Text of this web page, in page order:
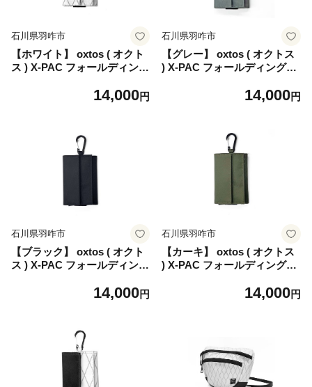
石川県羽咋市
【ホワイト】 oxtos ( オクト
ス ) X-PAC フォールディング
ア キャンプ サブウォレット
海外 夏休み おでかけ お出か
け トラベル 普段使い 日常使
い 便利 実用性 小銭入れ カラ
ビナ付き カラー ホワイト 石
川 能登 羽咋 オクトス トキ
14,000円
石川県羽咋市
【グレー】 oxtos ( オクトス
) X-PAC フォールディングウ
キャンプ サブウォレット ウ
外 夏休み おでかけ お出かけ
トラベル 普段使い 日常使い
便利 実用性 小銭入れ カラビ
登 羽咋 オクトス トキ 放鳥
14,000円
石川県羽咋市
【ブラック】 oxtos ( オクト
ス ) X-PAC フォールディング
ア キャンプ サブウォレット
海外 夏休み おでかけ お出か
け トラベル 普段使い 日常使
い 便利 実用性 小銭入れ カラ
ビナ付き カラー ブラック 石
川 能登 羽咋 オクトス トキ
14,000円
石川県羽咋市
【カーキ】 oxtos ( オクトス
) X-PAC フォールディングウ
キャンプ サブウォレット ウ
便利 実用性 小銭入れ カラビ
ナ付き カラー カーキ 石川 能
登 羽咋 オクトス トキ 放鳥
14,000円